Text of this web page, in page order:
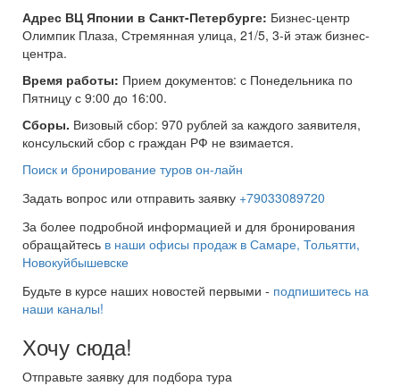
Адрес ВЦ Японии в Санкт-Петербурге: Бизнес-центр
Олимпик Плаза, Стремянная улица, 21/5, 3-й этаж бизнес-
центра.
Время работы: Прием документов: с Понедельника по
Пятницу с 9:00 до 16:00.
Сборы. Визовый сбор: 970 рублей за каждого заявителя,
консульский сбор с граждан РФ не взимается.
Поиск и бронирование туров он-лайн
Задать вопрос или отправить заявку +79033089720
За более подробной информацией и для бронирования
обращайтесь в наши офисы продаж в Самаре, Тольятти,
Новокуйбышевске
Будьте в курсе наших новостей первыми - подпишитесь на
наши каналы!
Хочу сюда!
Отправьте заявку для подбора тура